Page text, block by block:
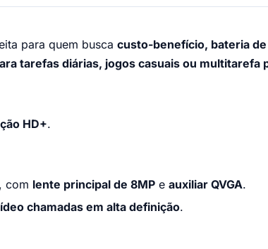
para quem busca custo-benefício, bateria
tarefas diárias, jogos casuais ou multitarefa
HD+.
, com lente principal de 8MP e auxiliar QVGA.
chamadas em alta definição.